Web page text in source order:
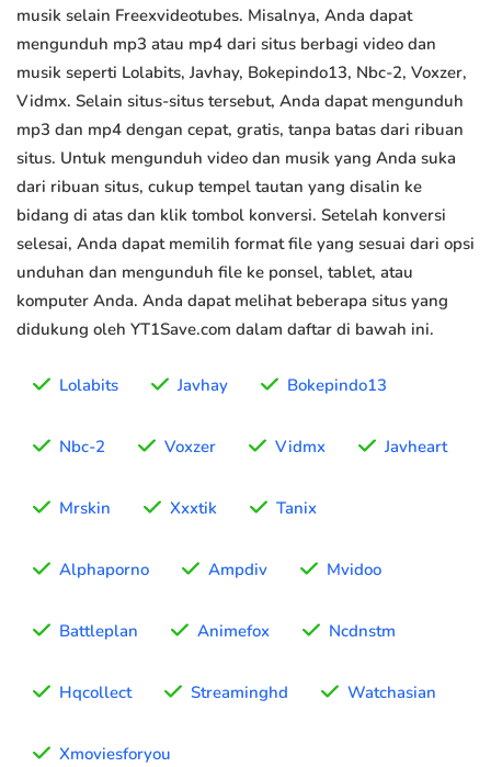
musik selain Freexvideotubes. Misalnya, Anda dapat
mengunduh mp3 atau mp4 dari situs berbagi video dan
musik seperti Lolabits, Javhay, Bokepindo13, Nbc-2, Voxzer,
Vidmx. Selain situs-situs tersebut, Anda dapat mengunduh
mp3 dan mp4 dengan cepat, gratis, tanpa batas dari ribuan
situs. Untuk mengunduh video dan musik yang Anda suka
dari ribuan situs, cukup tempel tautan yang disalin ke
bidang di atas dan klik tombol konversi. Setelah konversi
selesai, Anda dapat memilih format file yang sesuai dari opsi
unduhan dan mengunduh file ke ponsel, tablet, atau
komputer Anda. Anda dapat melihat beberapa situs yang
didukung oleh YT1Save.com dalam daftar di bawah ini.
Lolabits Javhay Bokepindo13
Nbc-2 Voxzer Vidmx Javheart
Mrskin Xxxtik Tanix
Alphaporno Ampdiv Mvidoo
Battleplan Animefox Ncdnstm
Hqcollect Streaminghd Watchasian
Xmoviesforyou